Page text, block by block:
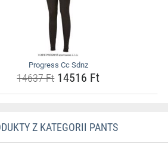
Progress Cc Sdnz
14637 Ft14516 Ft
Z KATEGORII PANTS